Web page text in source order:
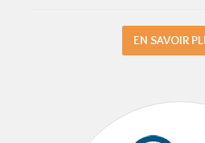
EN SAVOIR